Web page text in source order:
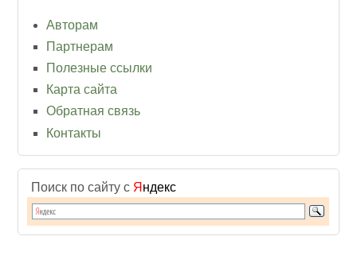
Авторам
Партнерам
Полезные ссылки
Карта сайта
Обратная связь
Контакты
Поиск по сайту с Я ндекс